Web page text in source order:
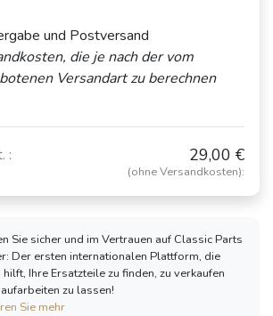
und Postversand
die je nach der vom
Versandart zu berechnen
: 29,00 €
(ohne Versandkosten):
Sie sicher und im Vertrauen auf Classic Parts
Der ersten internationalen Plattform, die
hilft, Ihre Ersatzteile zu finden, zu verkaufen
zu lassen!
Sie mehr